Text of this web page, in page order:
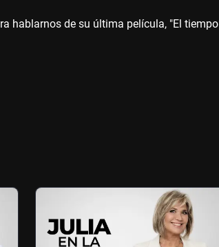
hablarnos de su última película, "El tiempo